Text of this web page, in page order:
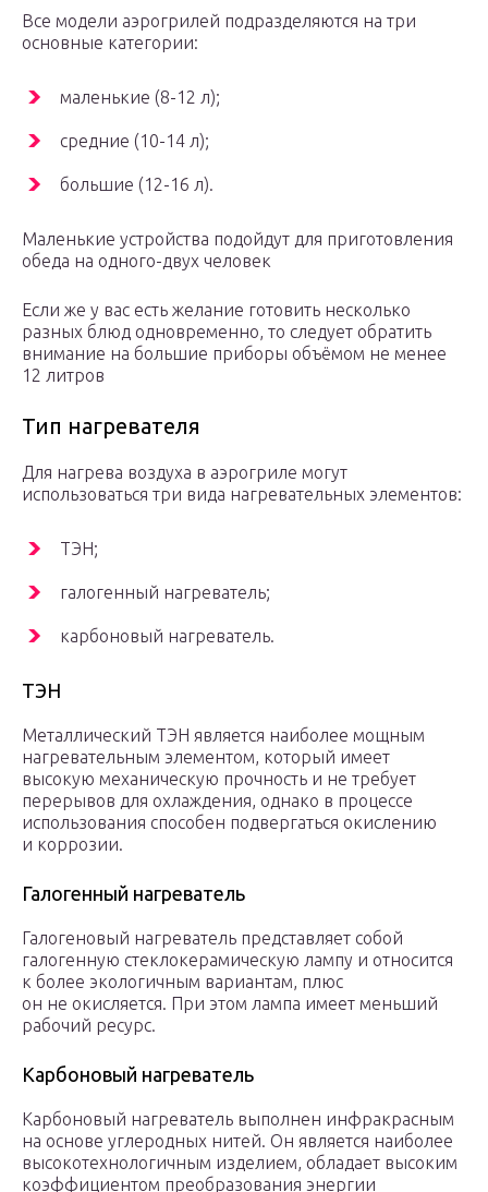
Все модели аэрогрилей подразделяются на три
основные категории:
маленькие (8-12 л);
средние (10-14 л);
большие (12-16 л).
Маленькие устройства подойдут для приготовления
обеда на одного-двух человек
Если же у вас есть желание готовить несколько
разных блюд одновременно, то следует обратить
внимание на большие приборы объёмом не менее
12 литров
Тип нагревателя
Для нагрева воздуха в аэрогриле могут
использоваться три вида нагревательных элементов:
ТЭН;
галогенный нагреватель;
карбоновый нагреватель.
ТЭН
Металлический ТЭН является наиболее мощным
нагревательным элементом, который имеет
высокую механическую прочность и не требует
перерывов для охлаждения, однако в процессе
использования способен подвергаться окислению
и коррозии.
Галогенный нагреватель
Галогеновый нагреватель представляет собой
галогенную стеклокерамическую лампу и относится
к более экологичным вариантам, плюс
он не окисляется. При этом лампа имеет меньший
рабочий ресурс.
Карбоновый нагреватель
Карбоновый нагреватель выполнен инфракрасным
на основе углеродных нитей. Он является наиболее
высокотехнологичным изделием, обладает высоким
коэффициентом преобразования энергии